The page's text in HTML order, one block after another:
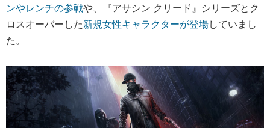
ンやレンチの参戦や、『アサシン クリード』シリーズとク
ロスオーバーした新規女性キャラクターが登場していまし
た。